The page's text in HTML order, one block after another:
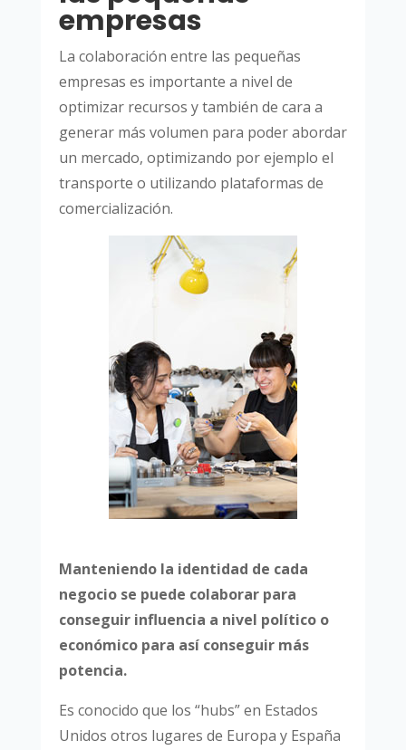
empresas
La colaboración entre las pequeñas
empresas es importante a nivel de
optimizar recursos y también de cara a
generar más volumen para poder abordar
un mercado, optimizando por ejemplo el
transporte o utilizando plataformas de
comercialización.
Manteniendo la identidad de cada
negocio se puede colaborar para
conseguir influencia a nivel político o
económico para así conseguir más
potencia.
Es conocido que los “hubs” en Estados
Unidos otros lugares de Europa y España